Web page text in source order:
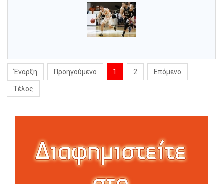
Έναρξη Προηγούμενο 1 2 Επόμενο
Τέλος